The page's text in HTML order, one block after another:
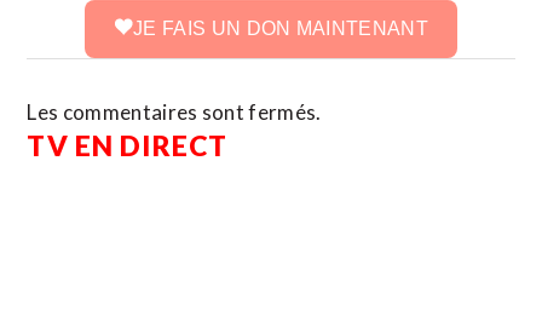
JE FAIS UN DON MAINTENANT
Les commentaires sont fermés.
TV EN DIRECT